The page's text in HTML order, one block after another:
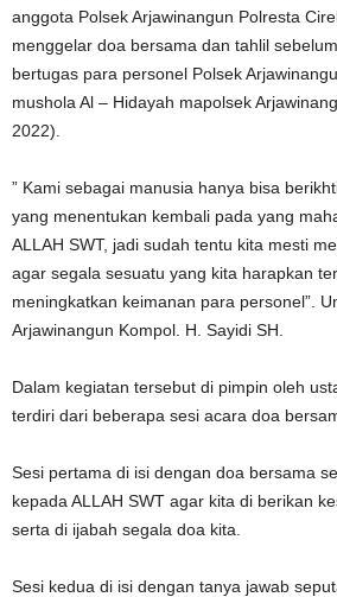
anggota Polsek Arjawinangun Polresta
menggelar doa bersama dan tahlil
bertugas para personel Polsek
mushola Al – Hidayah mapolsek
2022).
” Kami sebagai manusia hanya bisa
yang menentukan kembali pada yang
ALLAH SWT, jadi sudah tentu kita mesti
agar segala sesuatu yang kita harapkan
meningkatkan keimanan para personel”.
Arjawinangun Kompol. H. Sayidi SH.
Dalam kegiatan tersebut di pimpin oleh
terdiri dari beberapa sesi acara doa
Sesi pertama di isi dengan doa bersama
kepada ALLAH SWT agar kita di berikan
serta di ijabah segala doa kita.
Sesi kedua di isi dengan tanya jawab